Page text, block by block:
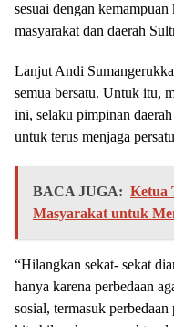
sesuai dengan
masyarakat dan daerah
Lanjut Andi
semua bersatu. Untuk itu,
ini, selaku pimpinan
untuk terus menjaga
BACA JUGA: Ketua
Masyarakat untuk
“Hilangkan sekat- sekat
hanya karena perbedaan
sosial, termasuk